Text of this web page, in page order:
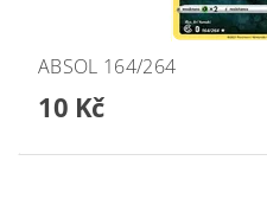
ABSOL 164/264
10 Kč